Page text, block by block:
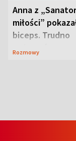
Anna z
miłości”
biceps. Trudno
uwierzyć, co
Rozmowy